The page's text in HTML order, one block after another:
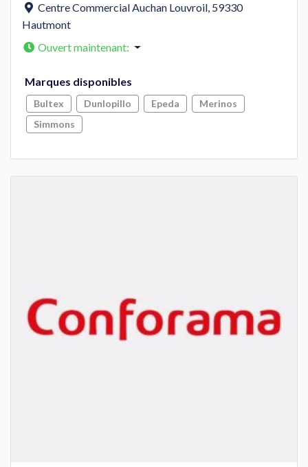
Centre Commercial Auchan Louvroil, 59330
Hautmont
Ouvert maintenant:
Marques disponibles
Bultex Dunlopillo Epeda
Merinos
Simmons